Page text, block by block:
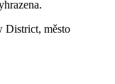
District, město